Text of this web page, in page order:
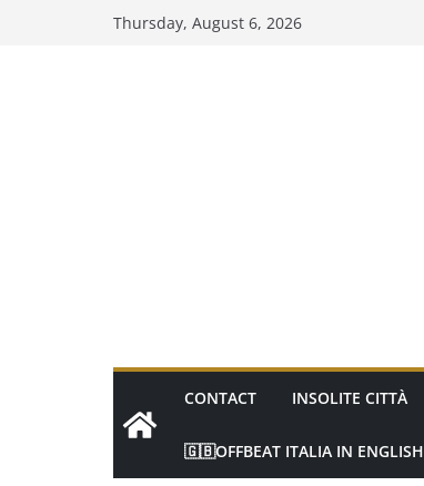
Thursday, August 6, 2026
CONTACT INSOLITE CITTÀ
🇬🇧OFFBEAT ITALIA IN ENGLISH